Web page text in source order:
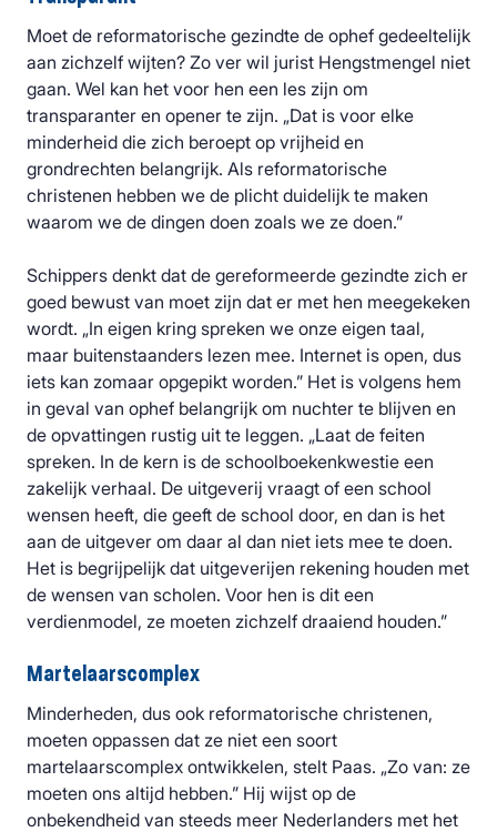
Moet de reformatorische gezindte de ophef gedeeltelijk
aan zichzelf wijten? Zo ver wil jurist Hengstmengel niet
gaan. Wel kan het voor hen een les zijn om
transparanter en opener te zijn. „Dat is voor elke
minderheid die zich beroept op vrijheid en
grondrechten belangrijk. Als reformatorische
christenen hebben we de plicht duidelijk te maken
waarom we de dingen doen zoals we ze doen.”
Schippers denkt dat de gereformeerde gezindte zich er
goed bewust van moet zijn dat er met hen meegekeken
wordt. „In eigen kring spreken we onze eigen taal,
maar buitenstaanders lezen mee. Internet is open, dus
iets kan zomaar opgepikt worden.” Het is volgens hem
in geval van ophef belangrijk om nuchter te blijven en
de opvattingen rustig uit te leggen. „Laat de feiten
spreken. In de kern is de schoolboekenkwestie een
zakelijk verhaal. De uitgeverij vraagt of een school
wensen heeft, die geeft de school door, en dan is het
aan de uitgever om daar al dan niet iets mee te doen.
Het is begrijpelijk dat uitgeverijen rekening houden met
de wensen van scholen. Voor hen is dit een
verdienmodel, ze moeten zichzelf draaiend houden.”
Martelaarscomplex
Minderheden, dus ook reformatorische christenen,
moeten oppassen dat ze niet een soort
martelaarscomplex ontwikkelen, stelt Paas. „Zo van: ze
moeten ons altijd hebben.” Hij wijst op de
onbekendheid van steeds meer Nederlanders met het